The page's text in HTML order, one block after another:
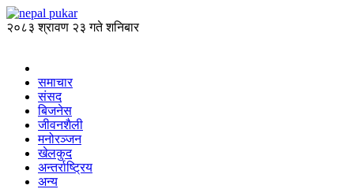
२०८३ श्रावण २३ गते शनिबार
समाचार
संसद
बिजनेस
जीवनशैली
मनोरञ्जन
खेलकुद
अन्तर्राष्ट्रिय
अन्य